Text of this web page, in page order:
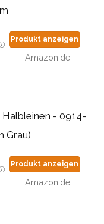
Produkt anzeigen
Amazon.de
- 0914-
Grau)
Produkt anzeigen
Amazon.de